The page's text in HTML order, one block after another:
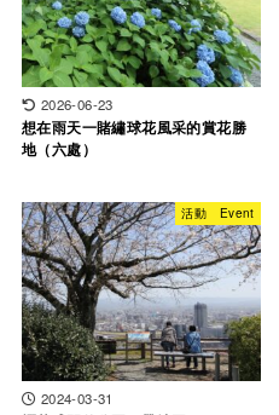
2026-06-23
想在雨天一賭繡球花風采的賞花勝
地（六處）
活動 Event
2024-03-31